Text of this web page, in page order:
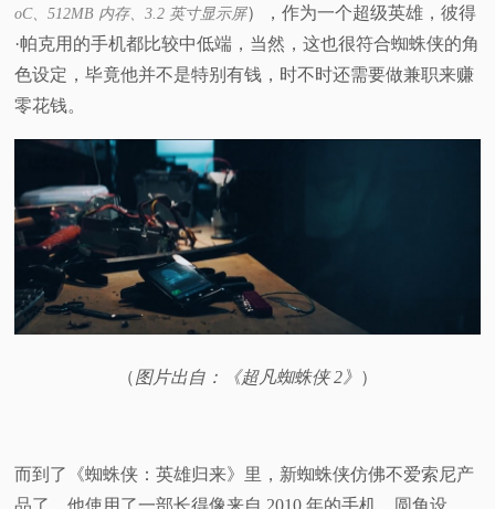
oC、512MB 内存、3.2 英寸显示屏），作为一个超级英雄，彼得
·帕克用的手机都比较中低端，当然，这也很符合蜘蛛侠的角
色设定，毕竟他并不是特别有钱，时不时还需要做兼职来赚
零花钱。
（图片出自：《超凡蜘蛛侠 2》 ）
而到了《蜘蛛侠：英雄归来》里，新蜘蛛侠仿佛不爱索尼产
品了，他使用了一部长得像来自 2010 年的手机，圆角设